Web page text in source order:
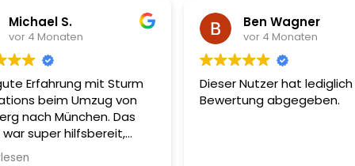
S.
mit Sturm
Umzug von
München. Das
hilfsbereit,
absolut
Ben Wagner
vor 4 Monaten
Dieser Nutzer hat lediglich eine
Bewertung abgegeben.